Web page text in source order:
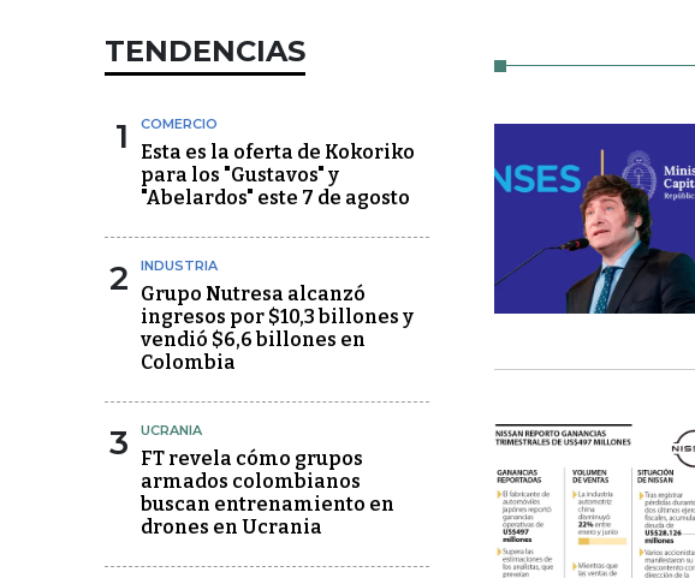
TENDENCIAS
1 COMERCIO
Esta es la oferta de Kokoriko
para los "Gustavos" y
"Abelardos" este 7 de agosto
2 INDUSTRIA
Grupo Nutresa alcanzó
ingresos por $10,3 billones y
vendió $6,6 billones en
Colombia
3 UCRANIA
FT revela cómo grupos
armados colombianos
buscan entrenamiento en
drones en Ucrania